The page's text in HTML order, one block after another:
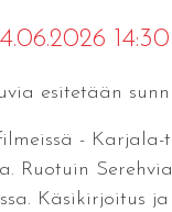
14:30
esitetään
-
Ruotuin
Käsikirjoitus